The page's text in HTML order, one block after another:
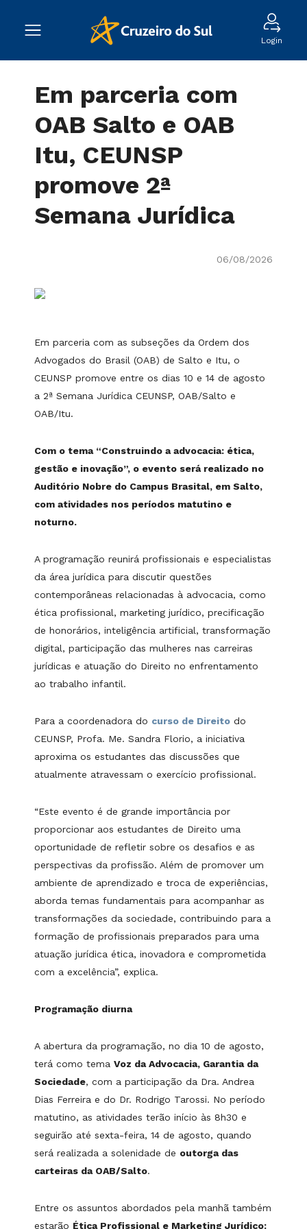
Login
Em parceria com
OAB Salto e OAB
Itu, CEUNSP
promove 2ª
Semana Jurídica
06/08/2026
Em parceria com as subseções da Ordem dos
Advogados do Brasil (OAB) de Salto e Itu, o
CEUNSP promove entre os dias 10 e 14 de agosto
a 2ª Semana Jurídica CEUNSP, OAB/Salto e
OAB/Itu.
Com o tema “Construindo a advocacia: ética,
gestão e inovação”, o evento será realizado no
Auditório Nobre do Campus Brasital, em Salto,
com atividades nos períodos matutino e
noturno.
A programação reunirá profissionais e especialistas
da área jurídica para discutir questões
contemporâneas relacionadas à advocacia, como
ética profissional, marketing jurídico, precificação
de honorários, inteligência artificial, transformação
digital, participação das mulheres nas carreiras
jurídicas e atuação do Direito no enfrentamento
ao trabalho infantil.
Para a coordenadora do curso de Direito do
CEUNSP, Profa. Me. Sandra Florio, a iniciativa
aproxima os estudantes das discussões que
atualmente atravessam o exercício profissional.
“Este evento é de grande importância por
proporcionar aos estudantes de Direito uma
oportunidade de refletir sobre os desafios e as
perspectivas da profissão. Além de promover um
ambiente de aprendizado e troca de experiências,
aborda temas fundamentais para acompanhar as
transformações da sociedade, contribuindo para a
formação de profissionais preparados para uma
atuação jurídica ética, inovadora e comprometida
com a excelência”, explica.
Programação diurna
A abertura da programação, no dia 10 de agosto,
terá como tema Voz da Advocacia, Garantia da
Sociedade, com a participação da Dra. Andrea
Dias Ferreira e do Dr. Rodrigo Tarossi. No período
matutino, as atividades terão início às 8h30 e
seguirão até sexta-feira, 14 de agosto, quando
será realizada a solenidade de outorga das
carteiras da OAB/Salto.
Entre os assuntos abordados pela manhã também
estarão Ética Profissional e Marketing Jurídico: